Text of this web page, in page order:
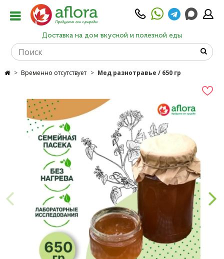
Доставка на дом вкусной и полезной еды
Временно отсутствует Мед разнотравье / 650 гр